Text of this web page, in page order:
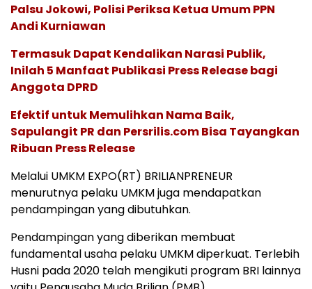
Palsu Jokowi, Polisi Periksa Ketua Umum PPN
Andi Kurniawan
Termasuk Dapat Kendalikan Narasi Publik,
Inilah 5 Manfaat Publikasi Press Release bagi
Anggota DPRD
Efektif untuk Memulihkan Nama Baik,
Sapulangit PR dan Persrilis.com Bisa Tayangkan
Ribuan Press Release
Melalui UMKM EXPO(RT) BRILIANPRENEUR
menurutnya pelaku UMKM juga mendapatkan
pendampingan yang dibutuhkan.
Pendampingan yang diberikan membuat
fundamental usaha pelaku UMKM diperkuat. Terlebih
Husni pada 2020 telah mengikuti program BRI lainnya